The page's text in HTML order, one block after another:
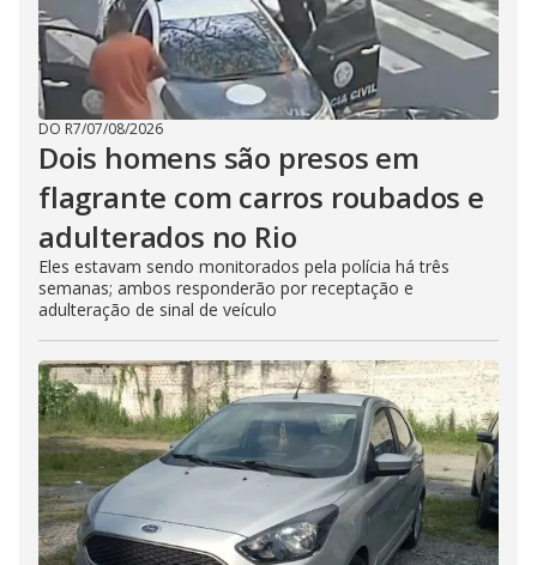
DO R7/07/08/2026
Dois homens são presos em
flagrante com carros roubados e
adulterados no Rio
Eles estavam sendo monitorados pela polícia há três
semanas; ambos responderão por receptação e
adulteração de sinal de veículo